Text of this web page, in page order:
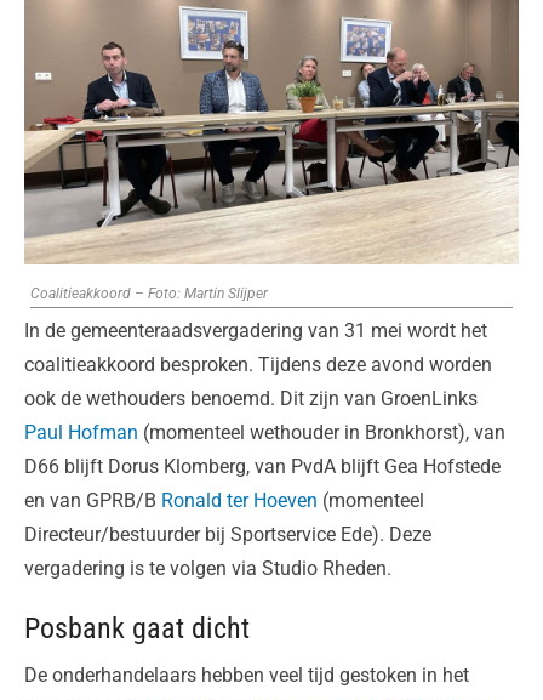
Coalitieakkoord – Foto: Martin Slijper
In de gemeenteraadsvergadering van 31 mei wordt het
coalitieakkoord besproken. Tijdens deze avond worden
ook de wethouders benoemd. Dit zijn van GroenLinks
Paul Hofman (momenteel wethouder in Bronkhorst), van
D66 blijft Dorus Klomberg, van PvdA blijft Gea Hofstede
en van GPRB/B Ronald ter Hoeven (momenteel
Directeur/bestuurder bij Sportservice Ede). Deze
vergadering is te volgen via Studio Rheden.
Posbank gaat dicht
De onderhandelaars hebben veel tijd gestoken in het